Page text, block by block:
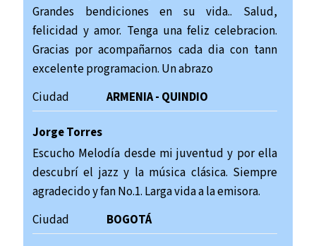
Grandes bendiciones en su vida.. Salud,
felicidad y amor. Tenga una feliz celebracion.
Gracias por acompañarnos cada dia con tann
excelente programacion. Un abrazo
Ciudad
ARMENIA - QUINDIO
Jorge Torres
Escucho Melodía desde mi juventud y por ella
descubrí el jazz y la música clásica. Siempre
agradecido y fan No.1. Larga vida a la emisora.
Ciudad
BOGOTÁ